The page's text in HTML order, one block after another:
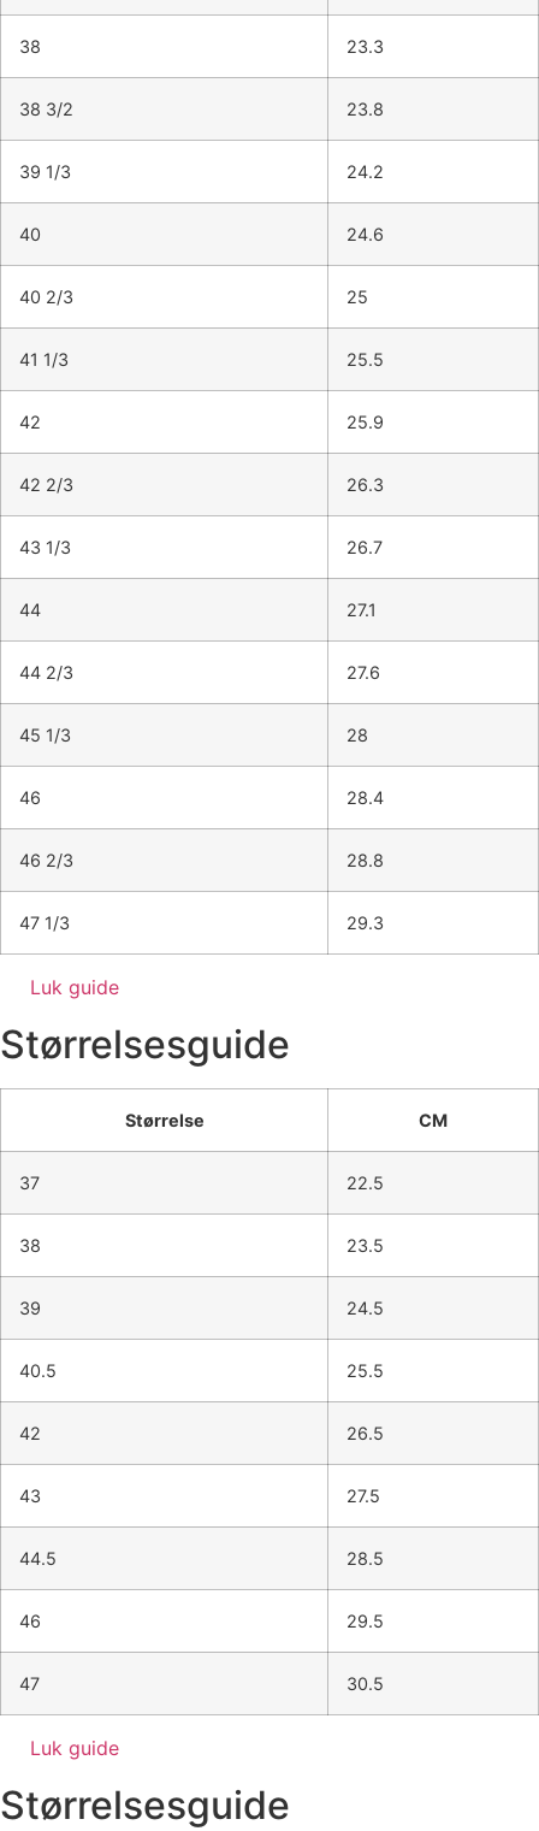
38 23.3
38 3/2 23.8
39 1/3 24.2
40 24.6
40 2/3 25
41 1/3 25.5
42 25.9
42 2/3 26.3
43 1/3 26.7
44 27.1
44 2/3 27.6
45 1/3 28
46 28.4
46 2/3 28.8
47 1/3 29.3
Luk guide
Størrelsesguide
Størrelse CM
37 22.5
38 23.5
39 24.5
40.5 25.5
42 26.5
43 27.5
44.5 28.5
46 29.5
47 30.5
Luk guide
Størrelsesguide